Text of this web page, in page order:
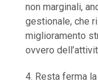
non marginali,
gestionale, che
miglioramento
ovvero
4. Resta ferma